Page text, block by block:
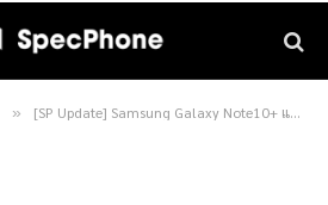
» [SP Update] Samsung Galaxy Note10+ และ Honor 20 Pro ผ่าน กสทช. แล้ว